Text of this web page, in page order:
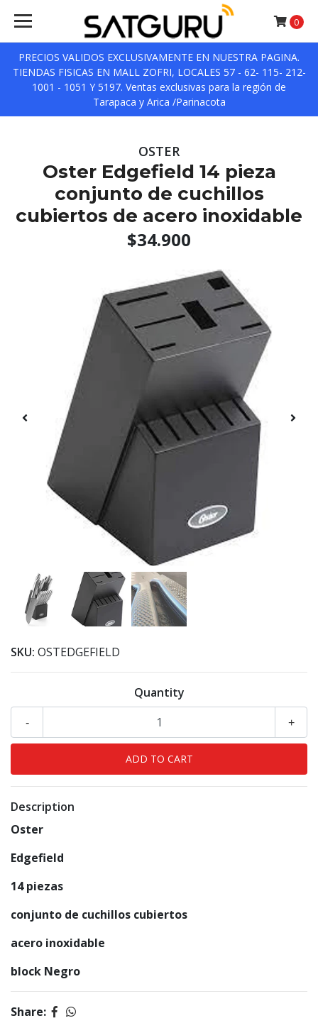
PRECIOS VALIDOS EXCLUSIVAMENTE EN NUESTRA PAGINA.
TIENDAS FISICAS EN MALL ZOFRI, LOCALES 57 - 62- 115- 212-
1001 - 1051 Y 5197. Ventas exclusivas para la región de
Tarapaca y Arica /Parinacota
0
OSTER
Oster Edgefield 14 pieza
conjunto de cuchillos
cubiertos de acero inoxidable
$34.900
SKU: OSTEDGEFIELD
Quantity
+
-
Description
Oster
Edgefield
14 piezas
conjunto de cuchillos cubiertos
acero inoxidable
block Negro
Share: